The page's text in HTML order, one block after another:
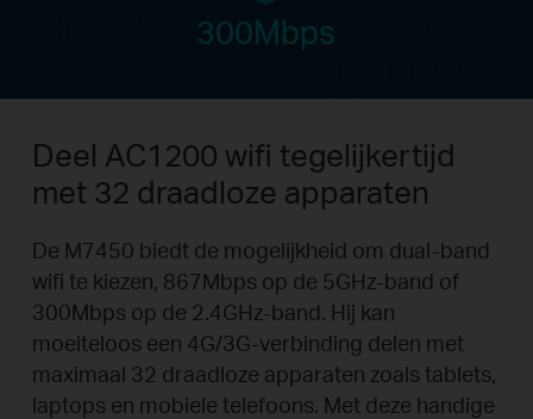
300Mbps
Deel AC1200 wifi tegelijkertijd
met 32 draadloze apparaten
De M7450 biedt de mogelijkheid om dual-band
wifi te kiezen, 867Mbps op de 5GHz-band of
300Mbps op de 2.4GHz-band. Hij kan
moeiteloos een 4G/3G-verbinding delen met
maximaal 32 draadloze apparaten zoals tablets,
laptops en mobiele telefoons. Met deze handige